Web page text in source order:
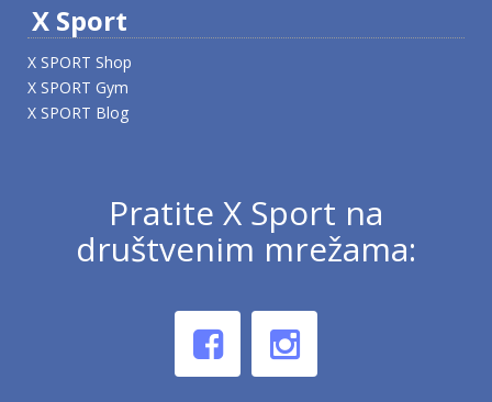
X Sport
X SPORT Shop
X SPORT Gym
X SPORT Blog
Pratite X Sport na
društvenim mrežama: